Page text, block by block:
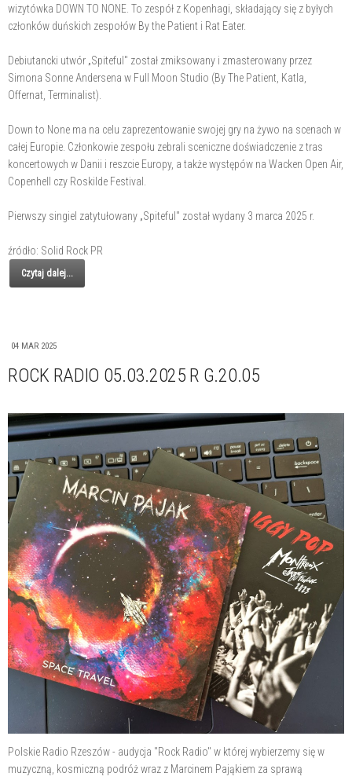
wizytówka DOWN TO NONE. To zespół z Kopenhagi, składający się z byłych
członków duńskich zespołów By the Patient i Rat Eater.
Debiutancki utwór „Spiteful" został zmiksowany i zmasterowany przez
Simona Sonne Andersena w Full Moon Studio (By The Patient, Katla,
Offernat, Terminalist).
Down to None ma na celu zaprezentowanie swojej gry na żywo na scenach w
całej Europie. Członkowie zespołu zebrali sceniczne doświadczenie z tras
koncertowych w Danii i reszcie Europy, a także występów na Wacken Open Air,
Copenhell czy Roskilde Festival.
Pierwszy singiel zatytułowany „Spiteful" został wydany 3 marca 2025 r.
źródło: Solid Rock PR
Czytaj dalej...
04 MAR 2025
ROCK RADIO 05.03.2025 R G.20.05
Polskie Radio Rzeszów - audycja "Rock Radio" w której wybierzemy się w
muzyczną, kosmiczną podróż wraz z Marcinem Pająkiem za sprawą